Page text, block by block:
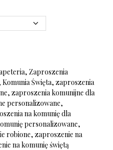
, Zaproszenia
Komunia Święta,zaproszenia
,zaproszenia komunijne dla
personalizowane,
na komunię dla
personalizowane,
robione,zaproszenie na
na komunię świętą